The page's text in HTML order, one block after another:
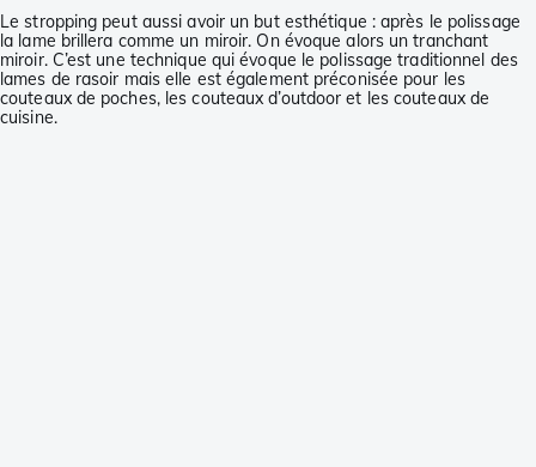
Le stropping peut aussi avoir un but esthétique : après le polissage
la lame brillera comme un miroir. On évoque alors un tranchant
miroir. C’est une technique qui évoque le polissage traditionnel des
lames de rasoir mais elle est également préconisée pour les
couteaux de poches, les couteaux d’outdoor et les couteaux de
cuisine.